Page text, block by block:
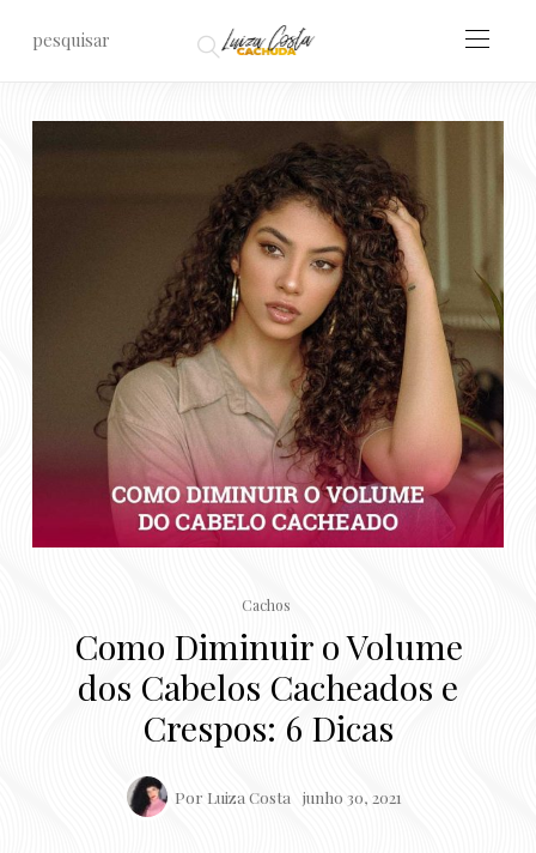
Cachos
Como Diminuir o Volume
dos Cabelos Cacheados e
Crespos: 6 Dicas
Por Luiza Costa junho 30, 2021